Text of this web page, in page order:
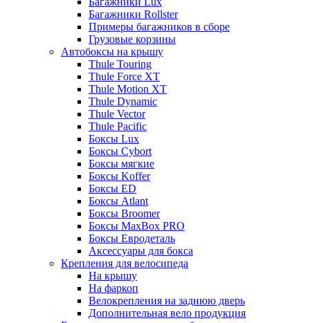
Багажники Rollster
Примеры багажников в сборе
Грузовые корзины
Автобоксы на крышу
Thule Touring
Thule Force XT
Thule Motion XT
Thule Dynamic
Thule Vector
Thule Pacific
Боксы Lux
Боксы Cybort
Боксы мягкие
Боксы Koffer
Боксы ED
Боксы Atlant
Боксы Broomer
Боксы MaxBox PRO
Боксы Евродеталь
Аксессуары для бокса
Крепления для велосипеда
На крышу
На фаркоп
Велокрепления на заднюю дверь
Дополнительная вело продукция